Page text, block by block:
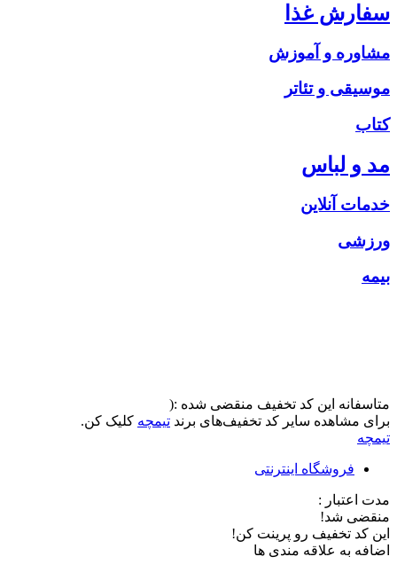
سفارش غذا
مشاوره و آموزش
موسیقی و تئاتر
کتاب
مد و لباس
خدمات آنلاین
ورزشی
بیمه
متاسفانه این کد تخفیف منقضی شده :(
برای مشاهده سایر کد تخفیف‌های برند تیمچه کلیک کن.
تیمچه
فروشگاه اینترنتی
مدت اعتبار :
منقضی شد!
این کد تخفیف رو پرینت کن!
اضافه به علاقه مندی ها